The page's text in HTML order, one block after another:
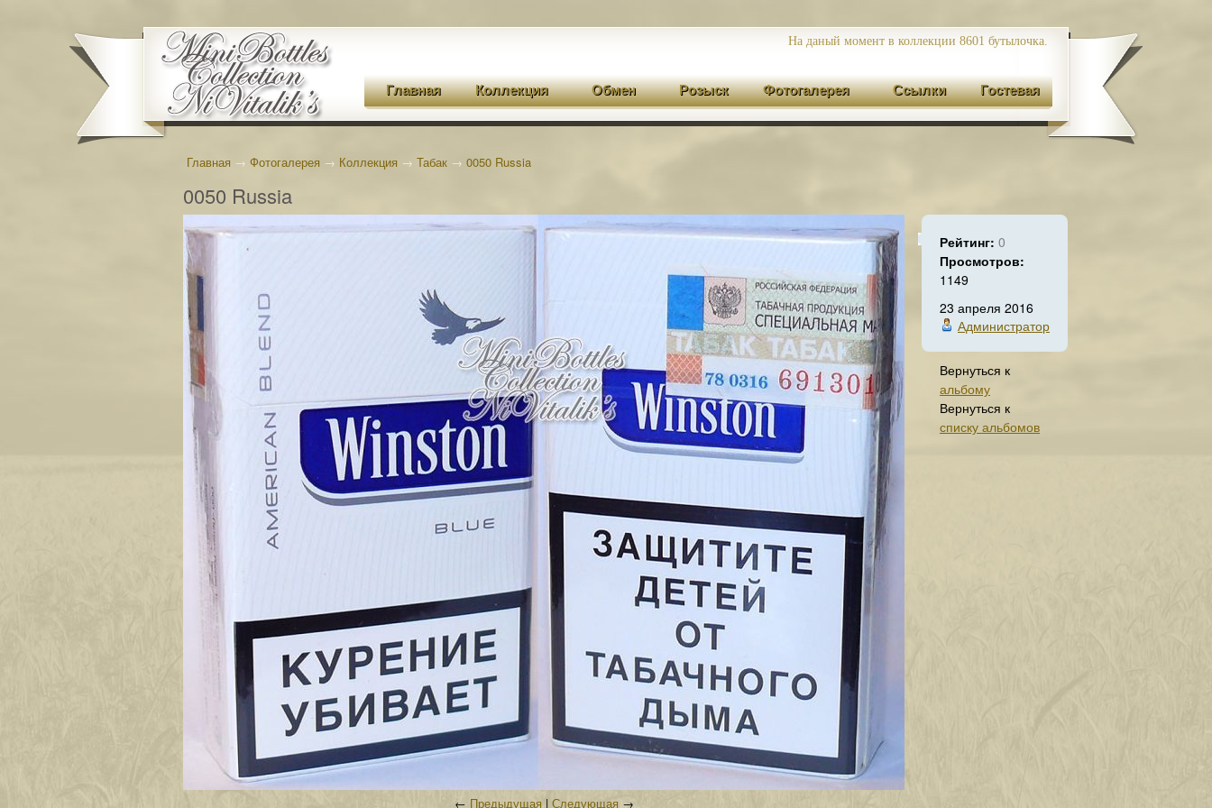
На даный момент в коллекции 8601 бутылочка.
Главная Коллекция Обмен Розыск Фотогалерея Ссылки Гостевая
Главная → Фотогалерея → Коллекция → Табак → 0050 Russia
0050 Russia
← Предыдущая| Следующая→
Рейтинг: 0
Просмотров:
1149
23 апреля 2016
Администратор
Вернуться к
альбому
Вернуться к
списку альбомов